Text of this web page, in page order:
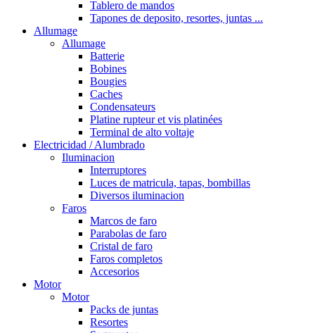
Tablero de mandos
Tapones de deposito, resortes, juntas ...
Allumage
Allumage
Batterie
Bobines
Bougies
Caches
Condensateurs
Platine rupteur et vis platinées
Terminal de alto voltaje
Electricidad / Alumbrado
Iluminacion
Interruptores
Luces de matricula, tapas, bombillas
Diversos iluminacion
Faros
Marcos de faro
Parabolas de faro
Cristal de faro
Faros completos
Accesorios
Motor
Motor
Packs de juntas
Resortes